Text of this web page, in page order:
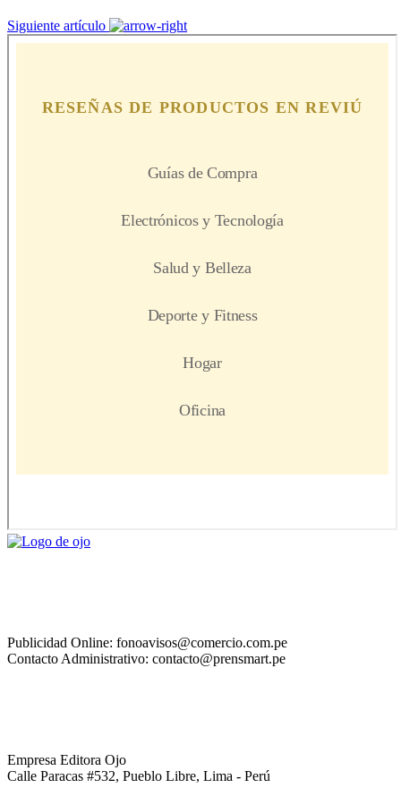
Siguiente artículo
Publicidad Online: fonoavisos@comercio.com.pe
Contacto Administrativo: contacto@prensmart.pe
Empresa Editora Ojo
Calle Paracas #532, Pueblo Libre, Lima - Perú